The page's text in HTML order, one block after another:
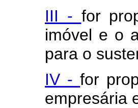
III - for
imóvel e o
para o
IV -for
empresária